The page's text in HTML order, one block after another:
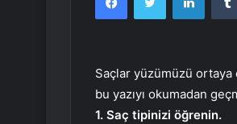
Saçlar yüzümüzü ortaya
bu yazıyı okumadan
1. Saç tipinizi öğrenin.